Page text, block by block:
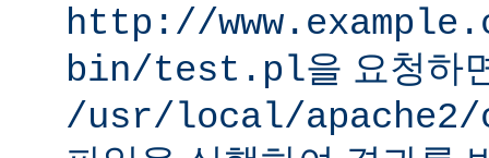
http://
bin/test.pl을 요청하
/usr/local/